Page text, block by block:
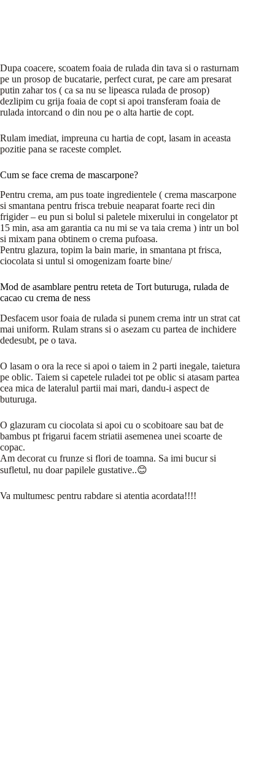
Dupa coacere, scoatem foaia de rulada din tava si o rasturnam
pe un prosop de bucatarie, perfect curat, pe care am presarat
putin zahar tos ( ca sa nu se lipeasca rulada de prosop)
dezlipim cu grija foaia de copt si apoi transferam foaia de
rulada intorcand o din nou pe o alta hartie de copt.
Rulam imediat, impreuna cu hartia de copt, lasam in aceasta
pozitie pana se raceste complet.
Cum se face crema de mascarpone?
Pentru crema, am pus toate ingredientele ( crema mascarpone
si smantana pentru frisca trebuie neaparat foarte reci din
frigider – eu pun si bolul si paletele mixerului in congelator pt
15 min, asa am garantia ca nu mi se va taia crema ) intr un bol
si mixam pana obtinem o crema pufoasa.
Pentru glazura, topim la bain marie, in smantana pt frisca,
ciocolata si untul si omogenizam foarte bine/
Mod de asamblare pentru reteta de Tort buturuga, rulada de
cacao cu crema de ness
Desfacem usor foaia de rulada si punem crema intr un strat cat
mai uniform. Rulam strans si o asezam cu partea de inchidere
dedesubt, pe o tava.
O lasam o ora la rece si apoi o taiem in 2 parti inegale, taietura
pe oblic. Taiem si capetele ruladei tot pe oblic si atasam partea
cea mica de lateralul partii mai mari, dandu-i aspect de
buturuga.
O glazuram cu ciocolata si apoi cu o scobitoare sau bat de
bambus pt frigarui facem striatii asemenea unei scoarte de
copac.
Am decorat cu frunze si flori de toamna. Sa imi bucur si
sufletul, nu doar papilele gustative..😊
Va multumesc pentru rabdare si atentia acordata!!!!